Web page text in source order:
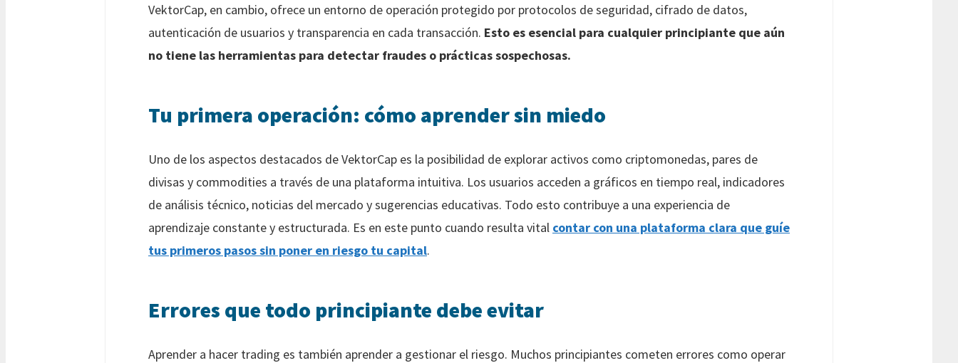
VektorCap, en cambio, ofrece un entorno de operación protegido por protocolos de seguridad, cifrado de datos,
autenticación de usuarios y transparencia en cada transacción. Esto es esencial para cualquier principiante que aún
no tiene las herramientas para detectar fraudes o prácticas sospechosas.
Tu primera operación: cómo aprender sin miedo
Uno de los aspectos destacados de VektorCap es la posibilidad de explorar activos como criptomonedas, pares de
divisas y commodities a través de una plataforma intuitiva. Los usuarios acceden a gráficos en tiempo real, indicadores
de análisis técnico, noticias del mercado y sugerencias educativas. Todo esto contribuye a una experiencia de
aprendizaje constante y estructurada. Es en este punto cuando resulta vital contar con una plataforma clara que guíe
tus primeros pasos sin poner en riesgo tu capital.
Errores que todo principiante debe evitar
Aprender a hacer trading es también aprender a gestionar el riesgo. Muchos principiantes cometen errores como operar